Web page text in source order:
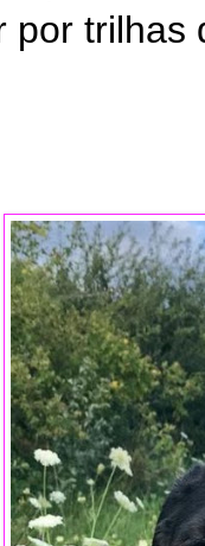
por